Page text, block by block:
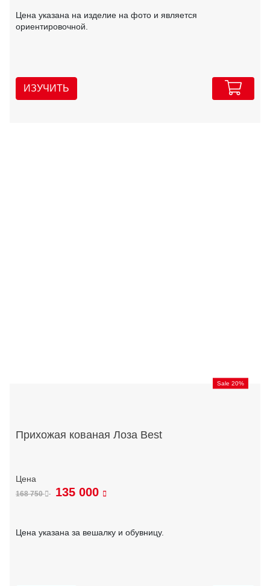
Цена указана на изделие на фото и является
ориентировочной.
ИЗУЧИТЬ
Sale 20%
Прихожая кованая Лоза Best
168 750 135 000
Цена указана за вешалку и обувницу.